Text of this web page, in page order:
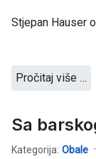
Stjepan Hauser
Pročitaj više …
Sa
Kategorija: Obale